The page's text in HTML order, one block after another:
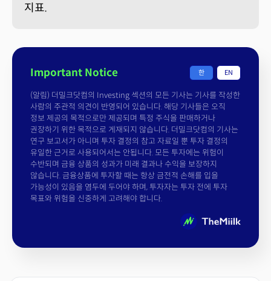
지표.
Important Notice 한 EN
(알림) 더밀크닷컴의 Investing 섹션의 모든 기사는 기사를 작성한
사람의 주관적 의견이 반영되어 있습니다. 해당 기사들은 오직
정보 제공의 목적으로만 제공되며 특정 주식을 판매하거나
권장하기 위한 목적으로 게재되지 않습니다. 더밀크닷컴의 기사는
연구 보고서가 아니며 투자 결정의 참고 자료일 뿐 투자 결정의
유일한 근거로 사용되어서는 안됩니다. 모든 투자에는 위험이
수반되며 금융 상품의 성과가 미래 결과나 수익을 보장하지
않습니다. 금융상품에 투자할 때는 항상 금전적 손해를 입을
가능성이 있음을 염두에 두어야 하며, 투자자는 투자 전에 투자
목표와 위험을 신중하게 고려해야 합니다.